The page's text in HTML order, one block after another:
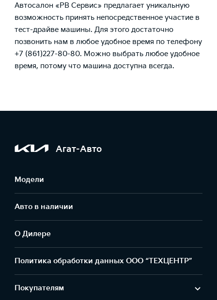
Автосалон «РВ Сервис» предлагает уникальную
возможность принять непосредственное участие в
тест-драйве машины. Для этого достаточно
позвонить нам в любое удобное время по телефону
+7 (861)227-80-80. Можно выбрать любое удобное
время, потому что машина доступна всегда.
Агат-Авто
Модели
Авто в наличии
О Дилере
Политика обработки данных ООО “ТЕХЦЕНТР”
Покупателям